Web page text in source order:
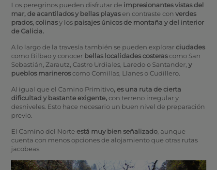
Los peregrinos pueden disfrutar de impresionantes vistas del
mar, de acantilados y bellas playasen contraste con verdes
prados, colinasy los paisajes únicos de montaña y del interior
de Galicia.
A lo largo de la travesía también se pueden explorarciudades
como Bilbao y conocer bellas localidades costerascomo San
Sebastián, Zarautz, Castro Urdiales, Laredo o Santander, y
pueblos marineroscomo Comillas, Llanes o Cudillero.
Al igual que el Camino Primitivo, es una ruta de cierta
dificultad y bastante exigente,con terreno irregular y
desniveles. Esto hace necesario un buen nivel de preparación
previo.
El Camino del Norte está muy bien señalizado, aunque
cuenta con menos opciones de alojamiento que otras rutas
jacobeas.